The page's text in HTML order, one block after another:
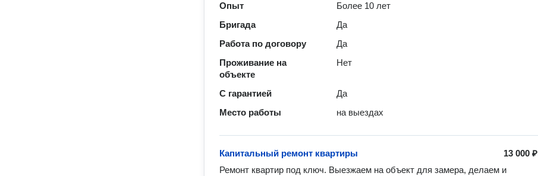
Опыт
Более 10 лет
Бригада
Да
Работа по договору
Да
Проживание на
объекте
Нет
С гарантией
Да
Место работы
на выездах
13 000 ₽
Капитальный ремонт квартиры
Ремонт квартир под ключ. Выезжаем на объект для замера, делаем и